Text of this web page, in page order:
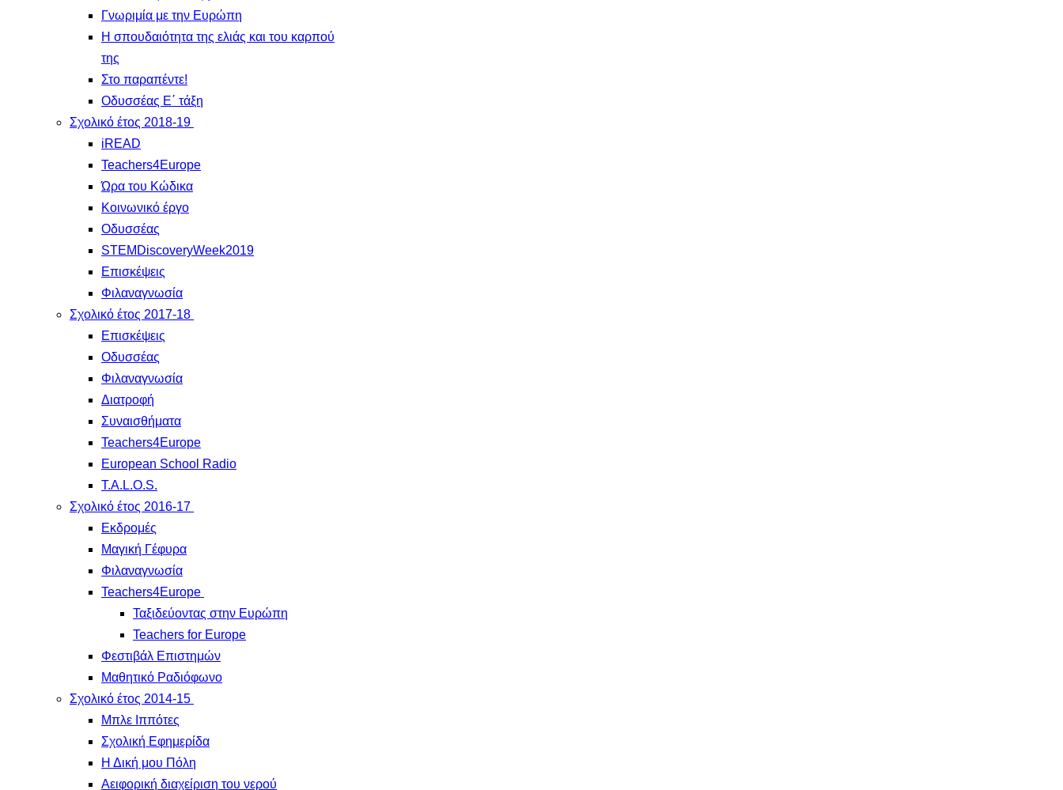
Γνωριμία με την Ευρώπη
Η σπουδαιότητα της ελιάς και του καρπού
της
Στο παραπέντε!
Οδυσσέας Ε΄ τάξη
Σχολικό έτος 2018-19
iREAD
Teachers4Europe
Ώρα του Κώδικα
Κοινωνικό έργο
Οδυσσέας
STEMDiscoveryWeek2019
Επισκέψεις
Φιλαναγνωσία
Σχολικό έτος 2017-18
Επισκέψεις
Οδυσσέας
Φιλαναγνωσία
Διατροφή
Συναισθήματα
Teachers4Europe
European School Radio
T.A.L.O.S.
Σχολικό έτος 2016-17
Εκδρομές
Μαγική Γέφυρα
Φιλαναγνωσία
Teachers4Europe
Ταξιδεύοντας στην Ευρώπη
Teachers for Europe
Φεστιβάλ Επιστημών
Μαθητικό Ραδιόφωνο
Σχολικό έτος 2014-15
Μπλε Ιππότες
Σχολική Εφημερίδα
Η Δική μου Πόλη
Αειφορική διαχείριση του νερού